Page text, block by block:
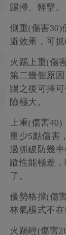
踢掃、輕擊。
側重(傷害30)
避效果，可抓
火踢上重(傷
第二幾個原
踢之後可擇
險極大。
上重(傷害40)
重少5點傷害
過抓破防幾
蹤性能極差
了。
優勢格擋(傷
林氣模式不在
火踢輕(傷害